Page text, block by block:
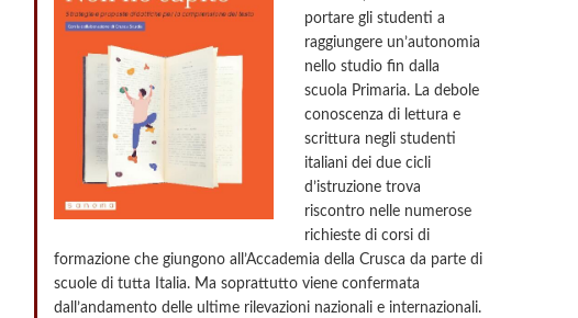
portare gli studenti a
raggiungere un’autonomia
nello studio fin dalla
scuola Primaria. La debole
conoscenza di lettura e
scrittura negli studenti
italiani dei due cicli
d’istruzione trova
riscontro nelle numerose
richieste di corsi di
formazione che giungono all’Accademia della Crusca da parte di
scuole di tutta Italia. Ma soprattutto viene confermata
dall’andamento delle ultime rilevazioni nazionali e internazionali.